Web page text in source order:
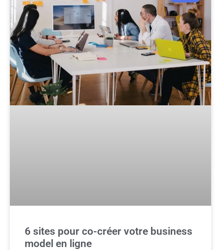
6 sites pour co-créer votre business
model en ligne